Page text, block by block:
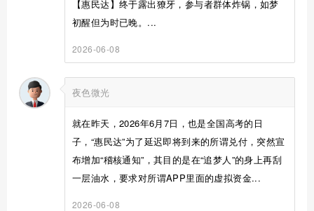
【惠民达】终于露出獠牙，参与者群体炸锅，如梦
初醒但为时已晚。...
2026-06-08
夜色微光
就在昨天，2026年6月7日，也是全国高考的日
子，“惠民达”为了延迟即将到来的所谓兑付，突然宣
布增加“稽核通知”，其目的是在“追梦人”的身上再刮
一层油水，要求对所谓APP里面的虚拟资金...
2026-06-08